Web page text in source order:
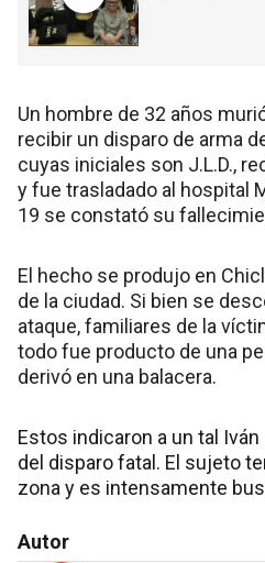
Un hombre de 32 años
recibir un disparo de arma
cuyas iniciales son J.L.D.,
y fue trasladado al hospital
19 se constató su
El hecho se produjo en
de la ciudad. Si bien se
ataque, familiares de la
todo fue producto de una
derivó en una balacera.
Estos indicaron a un tal
del disparo fatal. El sujeto
zona y es intensamente
Autor